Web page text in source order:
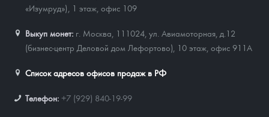
«Изумруд»), 1 этаж, офис 109
Выкуп монет: г. Москва, 111024, ул. Авиамоторная, д.12
(бизнес-центр Деловой дом Лефортово), 10 этаж, офис 911А
Список адресов офисов продаж в РФ
Телефон: +7 (929) 840-19-99